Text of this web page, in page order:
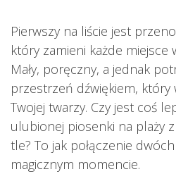
Pierwszy na liście jest
który zamieni każde miejsce
Mały, poręczny, a jednak
przestrzeń dźwiękiem, który
Twojej twarzy. Czy jest coś
ulubionej piosenki na plaży
tle? To jak połączenie
magicznym momencie.